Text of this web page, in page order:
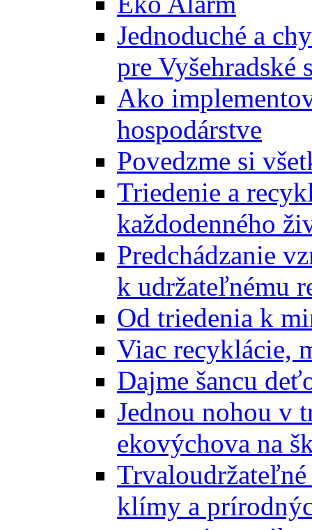
Jednoduché a
pre Vyšehradské
Ako
hospodárstve
Povedzme si
Triedenie a
každodenného
Predchádzanie
k udržateľnému
Od triedenia k
Viac recyklácie,
Dajme šancu
Jednou nohou v
ekovýchova na
klímy a